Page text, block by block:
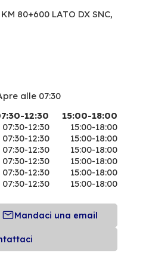
80+600 LATO DX SNC,
alle 07:30
12:30
15:00-18:00
07:30-12:30
15:00-18:00
07:30-12:30
15:00-18:00
07:30-12:30
15:00-18:00
07:30-12:30
15:00-18:00
07:30-12:30
15:00-18:00
07:30-12:30 15:00-18:00
Mandaci una email